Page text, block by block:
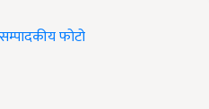
सम्पादकीयफोटो